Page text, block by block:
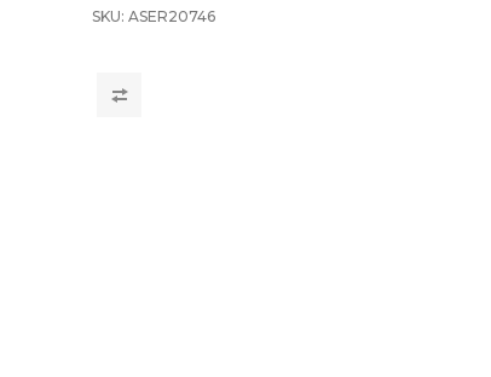
SKU: ASER20746